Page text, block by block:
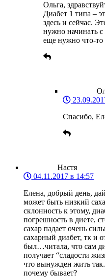
Ольга,
Диабет 1 типа –
здесь и сейчас.
нужно начинать
еще нужно что-то
Спасибо,
Настя
04.11.2017 в 14:57
Елена, добрый день,
может быть низкий
склонность к этому,
погрешность в диете,
сахар падает очень
сахарный диабет, тк и
был…читала, что сам
получает “сладости
что вынужден жить
почему бывает?